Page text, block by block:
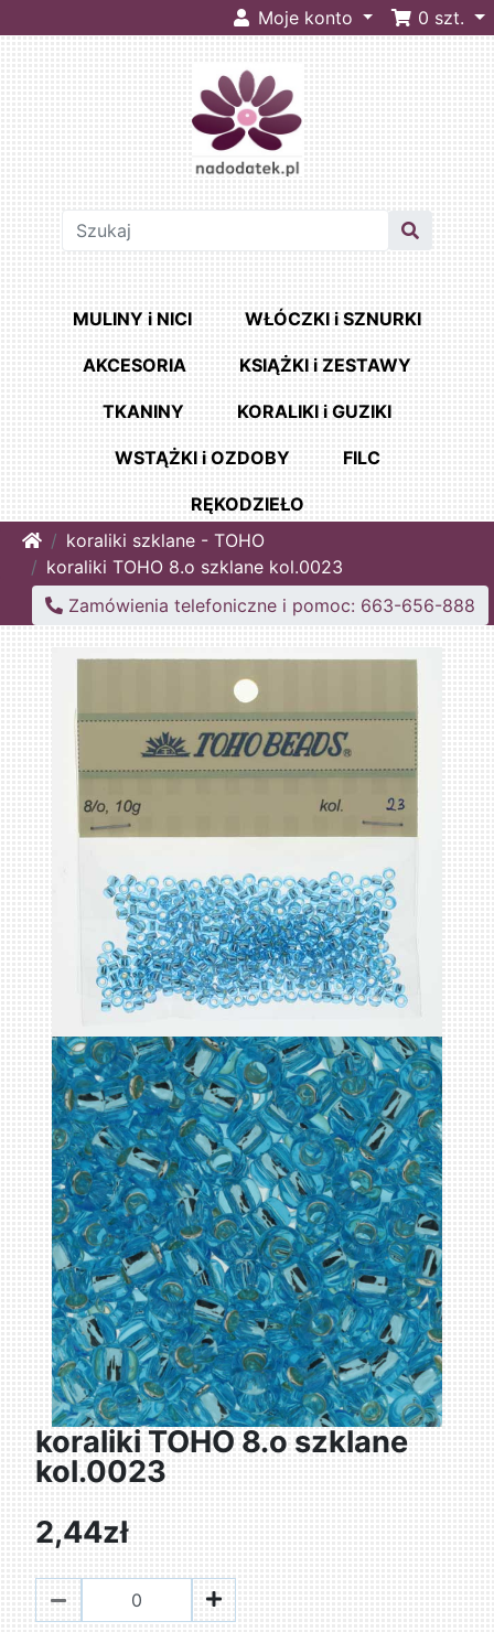
Moje konto 0 szt.
MULINY i NICI WŁÓCZKI i SZNURKI
AKCESORIA KSIĄŻKI i ZESTAWY
TKANINY KORALIKI i GUZIKI
WSTĄŻKI i OZDOBY FILC
RĘKODZIEŁO
Homekoraliki szklane - TOHO
koraliki TOHO 8.o szklane kol.0023
Zamówienia telefoniczne i pomoc: 663-656-888
koraliki TOHO 8.o szklane
kol.0023
2,44zł